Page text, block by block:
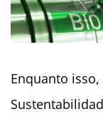
Enquanto